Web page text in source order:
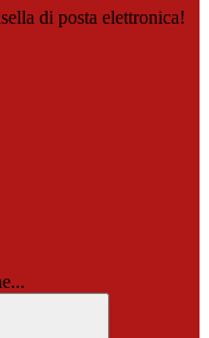
di posta elettronica!